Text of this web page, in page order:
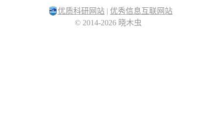
优质科研网站 | 优秀信息互联网站
© 2014-2026 晓木虫